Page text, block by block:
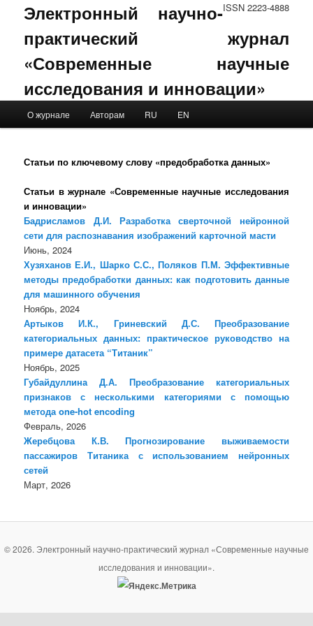
ISSN 2223-4888
Электронный научно-
практический журнал
«Современные научные
исследования и инновации»
Skip to primary content
Skip to secondary content
О журнале Авторам RU EN
Статьи по ключевому слову «предобработка данных»
Статьи в журнале «Современные научные исследования
и инновации»
Бадрисламов Д.И. Разработка сверточной нейронной
сети для распознавания изображений карточной масти
Июнь, 2024
Хузяханов Е.И., Шарко С.С., Поляков П.М. Эффективные
методы предобработки данных: как подготовить данные
для машинного обучения
Ноябрь, 2024
Артыков И.К., Гриневский Д.С. Преобразование
категориальных данных: практическое руководство на
примере датасета “Титаник”
Ноябрь, 2025
Губайдуллина Д.А. Преобразование категориальных
признаков с несколькими категориями с помощью
метода one-hot encoding
Февраль, 2026
Жеребцова К.В. Прогнозирование выживаемости
пассажиров Титаника с использованием нейронных
сетей
Март, 2026
© 2026. Электронный научно-практический журнал «Современные научные
исследования и инновации».